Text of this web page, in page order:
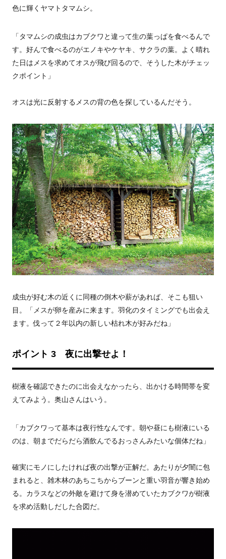
色に輝くヤマトタマムシ。
「タマムシの成虫はカブクワと違って生の葉っぱを食べるんで
す。好んで食べるのがエノキやケヤキ、サクラの葉。よく晴れ
た日はメスを求めてオスが飛び回るので、そうした木がチェッ
クポイント」
オスは光に反射するメスの背の色を探しているんだそう。
成虫が好む木の近くに同種の倒木や薪があれば、そこも狙い
目。「メスが卵を産みに来ます。羽化のタイミングでも出会え
ます。伐って２年以内の新しい枯れ木が好みだね」
ポイント 3 夜に出撃せよ！
樹液を確認できたのに出会えなかったら、出かける時間帯を変
えてみよう。奥山さんはいう。
「カブクワって基本は夜行性なんです。朝や昼にも樹液にいる
のは、朝までだらだら酒飲んでるおっさんみたいな個体だね」
確実にモノにしたければ夜の出撃が正解だ。あたりが夕闇に包
まれると、雑木林のあちこちからブーンと重い羽音が響き始め
る。カラスなどの外敵を避けて身を潜めていたカブクワが樹液
を求め活動しだした合図だ。